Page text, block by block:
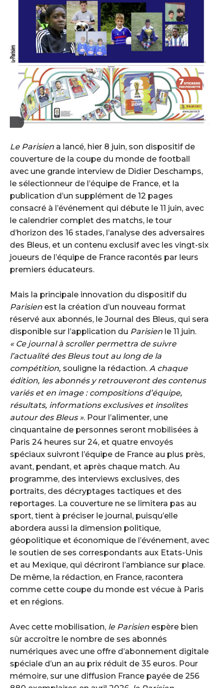
Le Parisien a lancé, hier 8 juin, son dispositif de
couverture de la coupe du monde de football
avec une grande interview de Didier Deschamps,
le sélectionneur de l’équipe de France, et la
publication d’un supplément de 12 pages
consacré à l’événement qui débute le 11 juin, avec
le calendrier complet des matchs, le tour
d’horizon des 16 stades, l’analyse des adversaires
des Bleus, et un contenu exclusif avec les vingt-six
joueurs de l’équipe de France racontés par leurs
premiers éducateurs.
Mais la principale innovation du dispositif du
Parisien est la création d’un nouveau format
réservé aux abonnés, le Journal des Bleus, qui sera
disponible sur l’application du Parisien le 11 juin.
« Ce journal à scroller permettra de suivre
l’actualité des Bleus tout au long de la
compétition, souligne la rédaction. A chaque
édition, les abonnés y retrouveront des contenus
variés et en image : compositions d’équipe,
résultats, informations exclusives et insolites
autour des Bleus ». Pour l’alimenter, une
cinquantaine de personnes seront mobilisées à
Paris 24 heures sur 24, et quatre envoyés
spéciaux suivront l’équipe de France au plus près,
avant, pendant, et après chaque match. Au
programme, des interviews exclusives, des
portraits, des décryptages tactiques et des
reportages. La couverture ne se limitera pas au
sport, tient à préciser le journal, puisqu’elle
abordera aussi la dimension politique,
géopolitique et économique de l’événement, avec
le soutien de ses correspondants aux Etats-Unis
et au Mexique, qui décriront l’ambiance sur place.
De même, la rédaction, en France, racontera
comme cette coupe du monde est vécue à Paris
et en régions.
Avec cette mobilisation, le Parisien espère bien
sûr accroître le nombre de ses abonnés
numériques avec une offre d’abonnement digitale
spéciale d’un an au prix réduit de 35 euros. Pour
mémoire, sur une diffusion France payée de 256